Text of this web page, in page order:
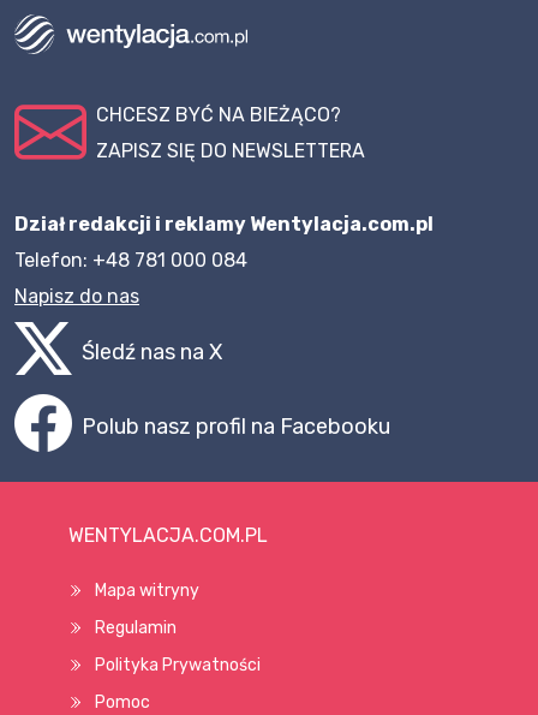
CHCESZ BYĆ NA BIEŻĄCO?
ZAPISZ SIĘ DO NEWSLETTERA
Dział redakcji i reklamy Wentylacja.com.pl
Telefon: +48 781 000 084
Napisz do nas
Śledź nas na X
Polub nasz profil na Facebooku
WENTYLACJA.COM.PL
Mapa witryny
Regulamin
Polityka Prywatności
Pomoc